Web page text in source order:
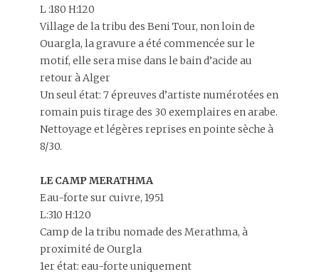
L :180 H:120
Village de la tribu des Beni Tour, non loin de
Ouargla, la gravure a été commencée sur le
motif, elle sera mise dans le bain d’acide au
retour à Alger
Un seul état: 7 épreuves d’artiste numérotées en
romain puis tirage des 30 exemplaires en arabe.
Nettoyage et légères reprises en pointe sèche à
8/30.
LE CAMP MERATHMA
Eau-forte sur cuivre, 1951
L:310 H:120
Camp de la tribu nomade des Merathma, à
proximité de Ourgla
1er état: eau-forte uniquement